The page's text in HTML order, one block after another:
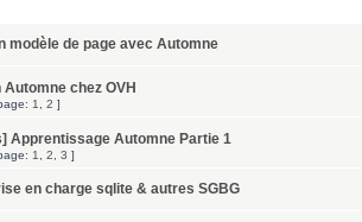
modèle de page avec Automne
Automne chez OVH
1 2 ]
Apprentissage Automne Partie 1
1 2 3 ]
en charge sqlite & autres SGBG